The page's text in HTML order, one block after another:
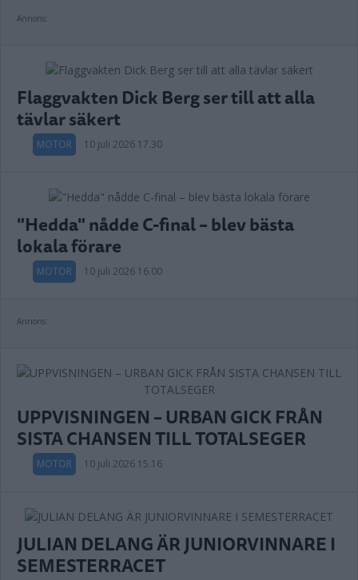
Annons:
Flaggvakten Dick Berg ser till att alla
tävlar säkert
MOTOR 10 juli 2026 17.30
"Hedda" nådde C-final – blev bästa
lokala förare
MOTOR 10 juli 2026 16.00
Annons:
UPPVISNINGEN – URBAN GICK FRÅN
SISTA CHANSEN TILL TOTALSEGER
MOTOR 10 juli 2026 15.16
JULIAN DELANG ÄR JUNIORVINNARE I
SEMESTERRACET